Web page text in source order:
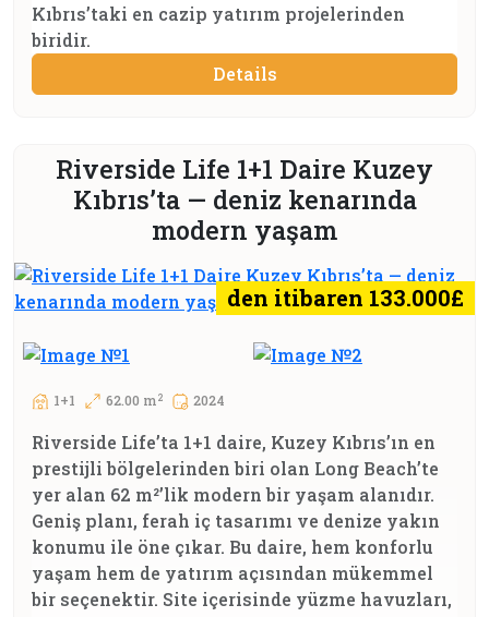
Kıbrıs’taki en cazip yatırım projelerinden
biridir.
Details
Riverside Life 1+1 Daire Kuzey
Kıbrıs’ta — deniz kenarında
modern yaşam
den itibaren 133.000£
1+1 62.00 m2 2024
Riverside Life’ta 1+1 daire, Kuzey Kıbrıs’ın en
prestijli bölgelerinden biri olan Long Beach’te
yer alan 62 m²’lik modern bir yaşam alanıdır.
Geniş planı, ferah iç tasarımı ve denize yakın
konumu ile öne çıkar. Bu daire, hem konforlu
yaşam hem de yatırım açısından mükemmel
bir seçenektir. Site içerisinde yüzme havuzları,